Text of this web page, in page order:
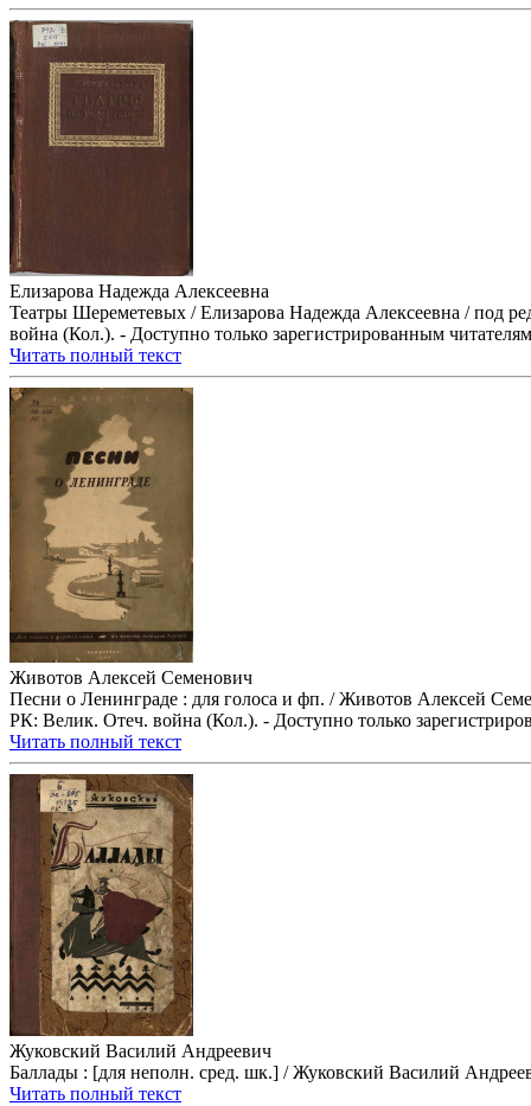
Елизарова Надежда Алексеевна
Театры Шереметевых / Елизарова Надежда Алексеевна / под
война (Кол.). - Доступно только зарегистрированным
Читать полный текст
Животов Алексей Семенович
Песни о Ленинграде : для голоса и фп. / Животов Алексей
РК: Велик. Отеч. война (Кол.). - Доступно только
Читать полный текст
Жуковский Василий Андреевич
Баллады : [для неполн. сред. шк.] / Жуковский Василий
Читать полный текст